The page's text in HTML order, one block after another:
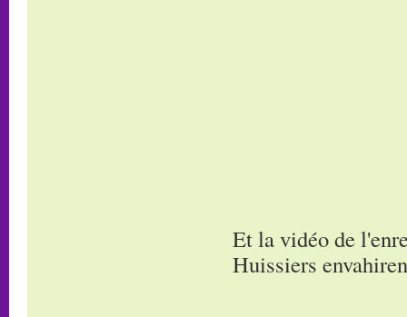
Et la vidéo de
Huissiers